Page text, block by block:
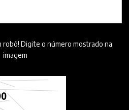
robô! Digite o número mostrado na
imagem